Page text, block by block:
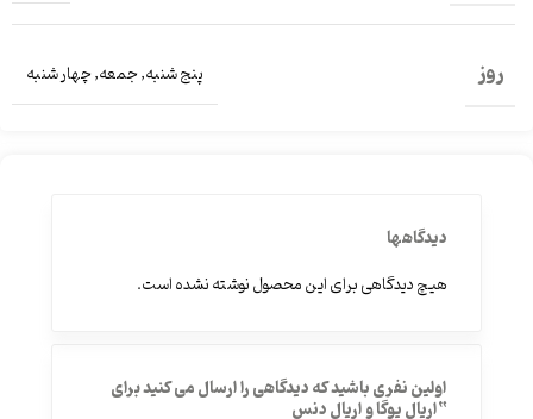
روز پنج شنبه,جمعه,چهار شنبه
دیدگاهها
هیچ دیدگاهی برای این محصول نوشته نشده است.
اولین نفری باشید که دیدگاهی را ارسال می کنید برای
“اریال یوگا و اریال دنس